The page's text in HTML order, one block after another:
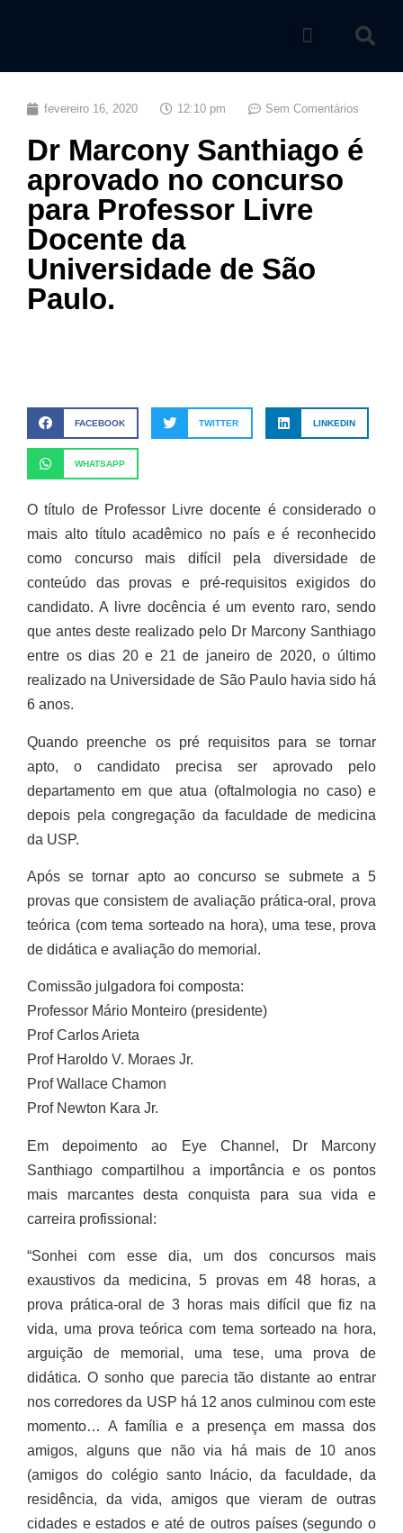
fevereiro 16, 2020 12:10 pm Sem Comentários
Dr Marcony Santhiago é
aprovado no concurso
para Professor Livre
Docente da
Universidade de São
Paulo.
FACEBOOK TWITTER LINKEDIN
WHATSAPP
O título de Professor Livre docente é considerado o
mais alto título acadêmico no país e é reconhecido
como concurso mais difícil pela diversidade de
conteúdo das provas e pré-requisitos exigidos do
candidato. A livre docência é um evento raro, sendo
que antes deste realizado pelo Dr Marcony Santhiago
entre os dias 20 e 21 de janeiro de 2020, o último
realizado na Universidade de São Paulo havia sido há
6 anos.
Quando preenche os pré requisitos para se tornar
apto, o candidato precisa ser aprovado pelo
departamento em que atua (oftalmologia no caso) e
depois pela congregação da faculdade de medicina
da USP.
Após se tornar apto ao concurso se submete a 5
provas que consistem de avaliação prática-oral, prova
teórica (com tema sorteado na hora), uma tese, prova
de didática e avaliação do memorial.
Comissão julgadora foi composta:
Professor Mário Monteiro (presidente)
Prof Carlos Arieta
Prof Haroldo V. Moraes Jr.
Prof Wallace Chamon
Prof Newton Kara Jr.
Em depoimento ao Eye Channel, Dr Marcony
Santhiago compartilhou a importância e os pontos
mais marcantes desta conquista para sua vida e
carreira profissional:
“Sonhei com esse dia, um dos concursos mais
exaustivos da medicina, 5 provas em 48 horas, a
prova prática-oral de 3 horas mais difícil que fiz na
vida, uma prova teórica com tema sorteado na hora,
arguição de memorial, uma tese, uma prova de
didática. O sonho que parecia tão distante ao entrar
nos corredores da USP há 12 anos culminou com este
momento… A família e a presença em massa dos
amigos, alguns que não via há mais de 10 anos
(amigos do colégio santo Inácio, da faculdade, da
residência, da vida, amigos que vieram de outras
cidades e estados e até de outros países (segundo o